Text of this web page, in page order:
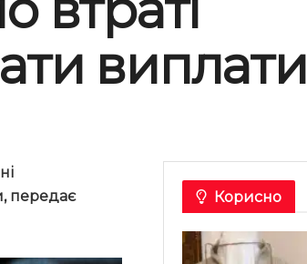
виплати
передає
Корисно